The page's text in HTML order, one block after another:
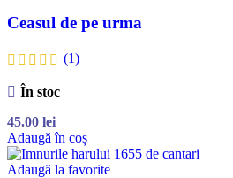
Ceasul de pe urma
(1)
În stoc
45.00 lei
Adaugă în coș
Adaugă la favorite